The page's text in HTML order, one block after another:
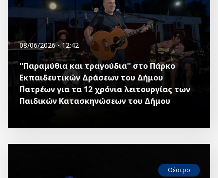
08/06/2026 - 12:42
''Παραμύθια και τραγούδια'' στο Πάρκο
Εκπαιδευτικών Δράσεων του Δήμου
Πατρέων για τα 12 χρόνια λειτουργίας των
Παιδικών Κατασκηνώσεων του Δήμου
Θέατρο